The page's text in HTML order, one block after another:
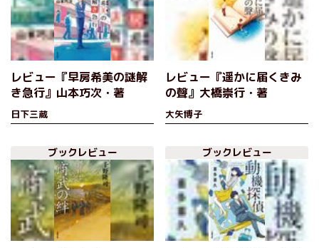
レビュー『早房希美の謎解
き急行』山本巧次・著
日下三蔵
レビュー『遥かに届くきみ
の聲』大橋崇行・著
大矢博子
ブックレビュー ブックレビュー